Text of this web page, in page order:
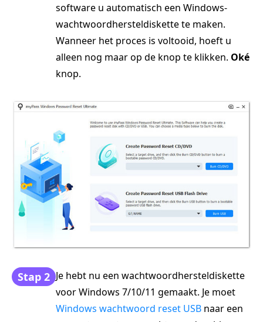
software u automatisch een Windows-
wachtwoordhersteldiskette te maken.
Wanneer het proces is voltooid, hoeft u
alleen nog maar op de knop te klikken. Oké
knop.
Stap 2 Je hebt nu een wachtwoordhersteldiskette
voor Windows 7/10/11 gemaakt. Je moet
Windows wachtwoord reset USB naar een